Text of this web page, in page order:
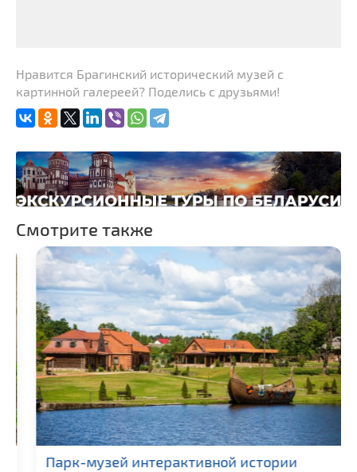
Нравится Брагинский исторический музей с
картинной галереей? Поделись с друзьями!
Смотрите также
Парк-музей интерактивной истории